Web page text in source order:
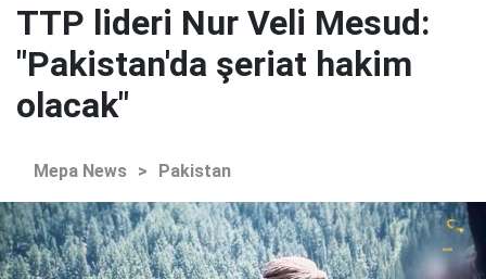
TTP lideri Nur Veli Mesud:
"Pakistan'da şeriat hakim
olacak"
Mepa News > Pakistan